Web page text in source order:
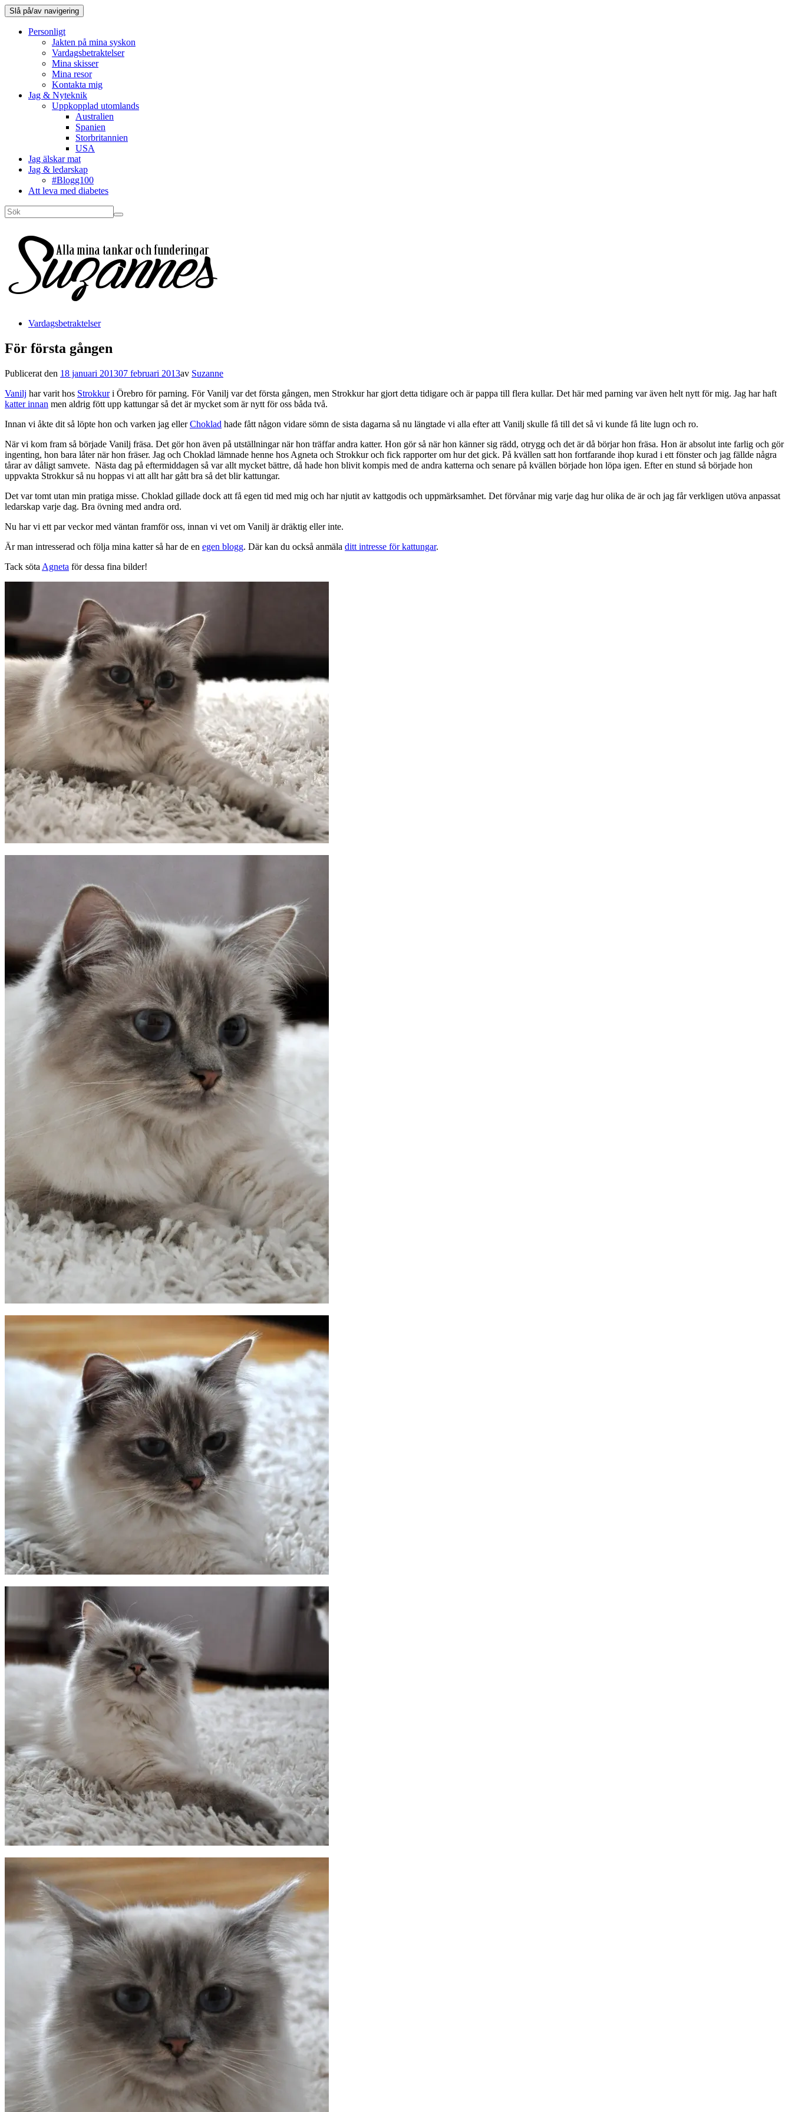
Slå på/av navigering
Personligt
Jakten på mina syskon
Vardagsbetraktelser
Mina skisser
Mina resor
Kontakta mig
Jag & Nyteknik
Uppkopplad utomlands
Australien
Spanien
Storbritannien
USA
Jag älskar mat
Jag & ledarskap
#Blogg100
Att leva med diabetes
Vardagsbetraktelser
För första gången
Publicerat den 18 januari 201307 februari 2013av Suzanne
Vanilj har varit hos Strokkuri Örebro för parning. För Vanilj var det första gången, men Strokkur har gjort detta tidigare och är pappa till flera kullar. Det här med parning var även helt nytt för mig. Jag har haft
katter innan men aldrig fött upp kattungar så det är mycket som är nytt för oss båda två.
Innan vi åkte dit så löpte hon och varken jag ellerChoklad hade fått någon vidare sömn de sista dagarna så nu längtade vi alla efter att Vanilj skulle få till det så vi kunde få lite lugn och ro.
När vi kom fram så började Vanilj fräsa. Det gör hon även på utställningar när hon träffar andra katter. Hon gör så när hon känner sig rädd, otrygg och det är då börjar hon fräsa. Hon är absolut inte farlig och gör
ingenting, hon bara låter när hon fräser. Jag och Choklad lämnade henne hos Agneta och Strokkur och fick rapporter om hur det gick. På kvällen satt hon fortfarande ihop kurad i ett fönster och jag fällde några
tårar av dåligt samvete. Nästa dag på eftermiddagen så var allt mycket bättre, då hade hon blivit kompis med de andra katterna och senare på kvällen började hon löpa igen. Efter en stund så började hon
uppvakta Strokkur så nu hoppas vi att allt har gått bra så det blir kattungar.
Det var tomt utan min pratiga misse. Choklad gillade dock att få egen tid med mig och har njutit av kattgodis och uppmärksamhet. Det förvånar mig varje dag hur olika de är och jag får verkligen utöva anpassat
ledarskap varje dag. Bra övning med andra ord.
Nu har vi ett par veckor med väntan framför oss, innan vi vet om Vanilj är dräktig eller inte.
Är man intresserad och följa mina katter så har de en egen blogg. Där kan du också anmäla ditt intresse för kattungar.
Tack söta Agneta för dessa fina bilder!